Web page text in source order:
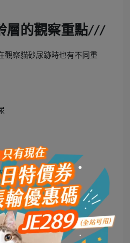
層的觀察重點///
觀察貓砂尿跡時也有不同重
頻率
胱炎
（腎臟疾病常見）